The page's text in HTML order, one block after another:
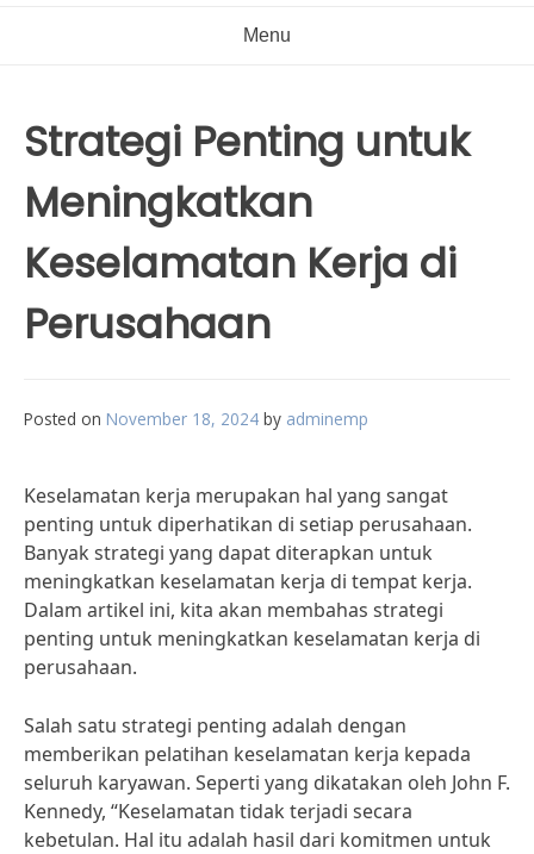
Menu
Strategi Penting untuk
Meningkatkan
Keselamatan Kerja di
Perusahaan
Posted on November 18, 2024 by adminemp
Keselamatan kerja merupakan hal yang sangat
penting untuk diperhatikan di setiap perusahaan.
Banyak strategi yang dapat diterapkan untuk
meningkatkan keselamatan kerja di tempat kerja.
Dalam artikel ini, kita akan membahas strategi
penting untuk meningkatkan keselamatan kerja di
perusahaan.
Salah satu strategi penting adalah dengan
memberikan pelatihan keselamatan kerja kepada
seluruh karyawan. Seperti yang dikatakan oleh John F.
Kennedy, “Keselamatan tidak terjadi secara
kebetulan. Hal itu adalah hasil dari komitmen untuk